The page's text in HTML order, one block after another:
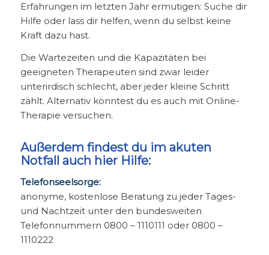
Erfahrungen im letzten Jahr ermutigen: Suche dir
Hilfe oder lass dir helfen, wenn du selbst keine
Kraft dazu hast.
Die Wartezeiten und die Kapazitäten bei
geeigneten Therapeuten sind zwar leider
unterirdisch schlecht, aber jeder kleine Schritt
zählt. Alternativ könntest du es auch mit Online-
Therapie versuchen.
Außerdem findest du im akuten
Notfall auch hier Hilfe:
Telefonseelsorge:
anonyme, kostenlose Beratung zu jeder Tages-
und Nachtzeit unter den bundesweiten
Telefonnummern 0800 – 1110111 oder 0800 –
1110222